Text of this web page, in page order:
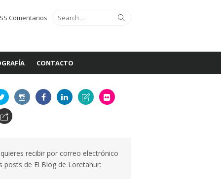
Search
for:
Comentarios
CONTACTO
recibir por correo electrónico
posts de El Blog de Loretahur: